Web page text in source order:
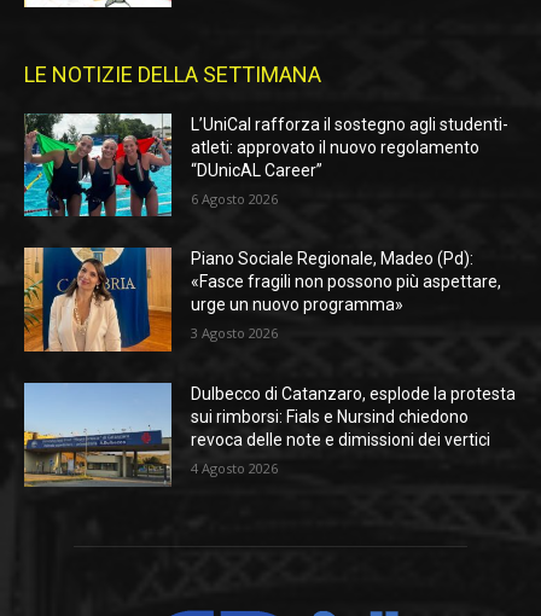
LE NOTIZIE DELLA SETTIMANA
L’UniCal rafforza il sostegno agli studenti-
atleti: approvato il nuovo regolamento
“DUnicAL Career”
6 Agosto 2026
Piano Sociale Regionale, Madeo (Pd):
«Fasce fragili non possono più aspettare,
urge un nuovo programma»
3 Agosto 2026
Dulbecco di Catanzaro, esplode la protesta
sui rimborsi: Fials e Nursind chiedono
revoca delle note e dimissioni dei vertici
4 Agosto 2026